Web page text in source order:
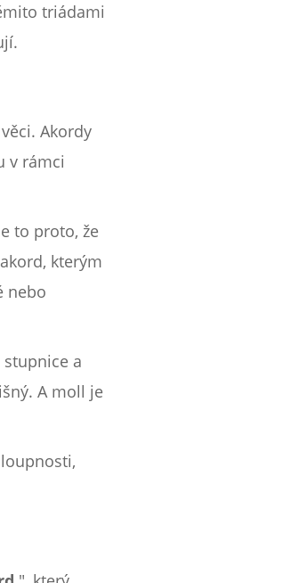
triádami
Akordy
v rámci
to proto, že
kterým
nebo
stupnice a
A moll je